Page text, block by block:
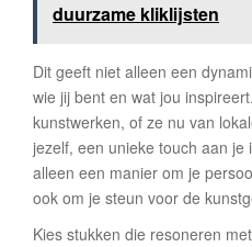
duurzame kliklijsten
Dit geeft niet alleen een
wie jij bent en wat jou
kunstwerken, of ze nu van
jezelf, een unieke touch aan
alleen een manier om je
ook om je steun voor de
Kies stukken die resoneren